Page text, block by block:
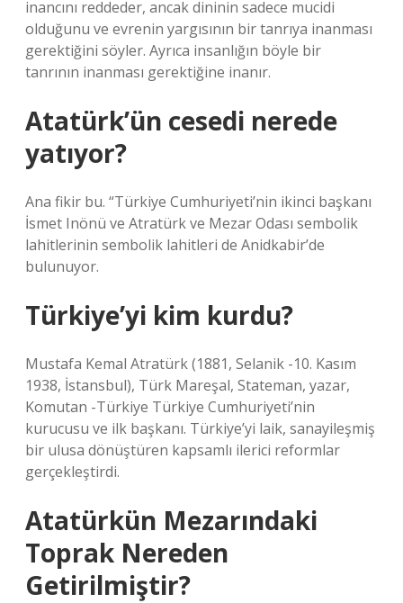
inancını reddeder, ancak dininin sadece mucidi
olduğunu ve evrenin yargısının bir tanrıya inanması
gerektiğini söyler. Ayrıca insanlığın böyle bir
tanrının inanması gerektiğine inanır.
Atatürk’ün cesedi nerede
yatıyor?
Ana fikir bu. “Türkiye Cumhuriyeti’nin ikinci başkanı
İsmet Inönü ve Atratürk ve Mezar Odası sembolik
lahitlerinin sembolik lahitleri de Anidkabir’de
bulunuyor.
Türkiye’yi kim kurdu?
Mustafa Kemal Atratürk (1881, Selanik -10. Kasım
1938, İstansbul), Türk Mareşal, Stateman, yazar,
Komutan -Türkiye Türkiye Cumhuriyeti’nin
kurucusu ve ilk başkanı. Türkiye’yi laik, sanayileşmiş
bir ulusa dönüştüren kapsamlı ilerici reformlar
gerçekleştirdi.
Atatürkün Mezarındaki
Toprak Nereden
Getirilmiştir?